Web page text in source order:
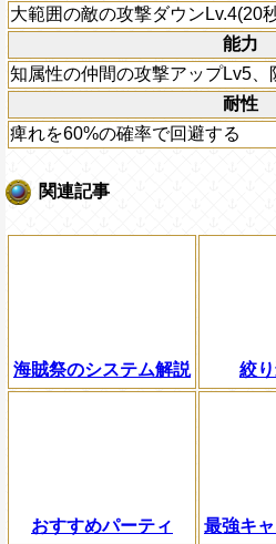
大範囲の敵の攻撃ダウンLv.4(20
能力
知属性の仲間の攻撃アップLv5、
耐性
痺れを60%の確率で回避する
関連記事
海賊祭のシステム解説 絞
おすすめパーティ 最強キ